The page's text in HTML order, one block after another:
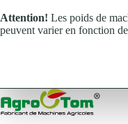
Attention! Les poids de
peuvent varier en fonction